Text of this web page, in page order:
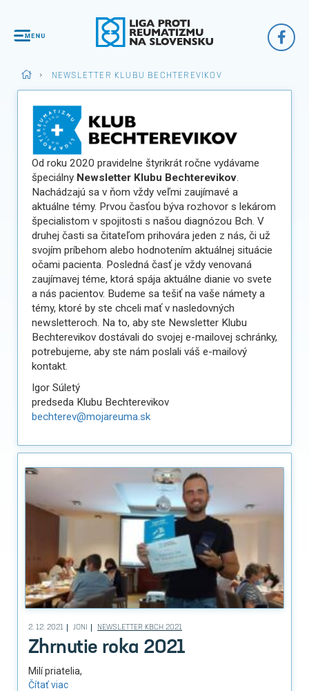
> NEWSLETTER KLUBU BECHTEREVIKOV
Od roku 2020 pravidelne štyrikrát ročne vydávame
špeciálny Newsletter Klubu Bechterevikov.
Nachádzajú sa v ňom vždy veľmi zaujímavé a
aktuálne témy. Prvou časťou býva rozhovor s lekárom
špecialistom v spojitosti s našou diagnózou Bch. V
druhej časti sa čitateľom prihovára jeden z nás, či už
svojím príbehom alebo hodnotením aktuálnej situácie
očami pacienta. Posledná časť je vždy venovaná
zaujímavej téme, ktorá spája aktuálne dianie vo svete
a nás pacientov. Budeme sa tešiť na vaše námety a
témy, ktoré by ste chceli mať v nasledovných
newsletteroch. Na to, aby ste Newsletter Klubu
Bechterevikov dostávali do svojej e-mailovej schránky,
potrebujeme, aby ste nám poslali váš e-mailový
kontakt.
Igor Súletý
predseda Klubu Bechterevikov
bechterev@mojareuma.sk
2. 12. 2021 JONI NEWSLETTER KBCH 2021
Zhrnutie roka 2021
Milí priatelia,
Čítať viac